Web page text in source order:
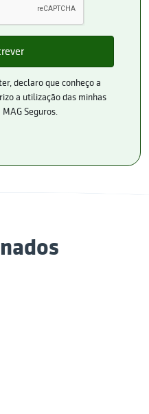
declaro que conheço a
a utilização das minhas
Seguros.